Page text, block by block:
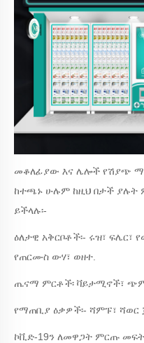
መቆለፊያው እና ሌሎች የሽያጭ
ከተጫኑ ሁሉም ከዚህ በታች ያሉት
ይችላሉ፡-
ዕለታዊ አቅርቦቶች፡- ሩዝ፣ ፍሌር፣
የጠርሙስ ውሃ፣ ወዘተ.
ጤናማ ምርቶች፡ ቫይታሚኖች፣
የማጠቢያ ዕቃዎች፡- ሻምፑ፣ ሻወር
ኮቪድ-19ን ለመዋጋት ምርጡ